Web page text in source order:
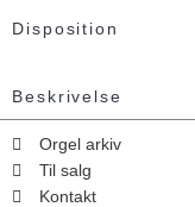
Disposition
Beskrivelse
Orgel arkiv
Til salg
Kontakt